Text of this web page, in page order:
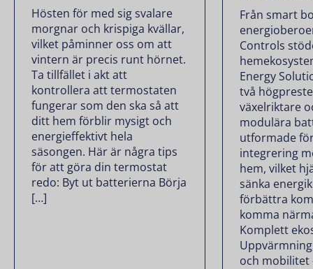
Hösten för med sig svalare
morgnar och krispiga kvällar,
vilket påminner oss om att
vintern är precis runt hörnet.
Ta tillfället i akt att
kontrollera att termostaten
fungerar som den ska så att
ditt hem förblir mysigt och
energieffektivt hela
säsongen. Här är några tips
för att göra din termostat
redo: Byt ut batterierna Börja
[…]
Från smart
Controls
Energy
två
växelriktare
modulära
utformade
integrering
hem, vilket
sänka
förbättra
komma
Komplett
och mobilitet